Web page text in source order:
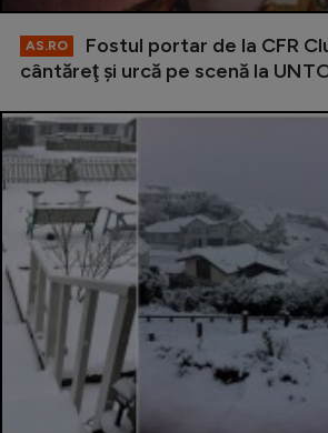
AS.RO
Fostul portar de la CFR
cântăreţ şi urcă pe scenă la